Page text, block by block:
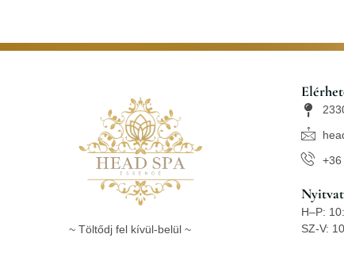
~ Töltődj fel kívül-belül ~
H–P:
SZ-V: